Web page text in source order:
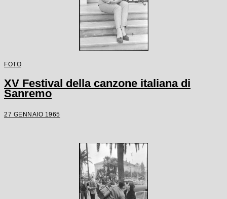
FOTO
XV Festival della canzone italiana di
Sanremo
27 GENNAIO 1965